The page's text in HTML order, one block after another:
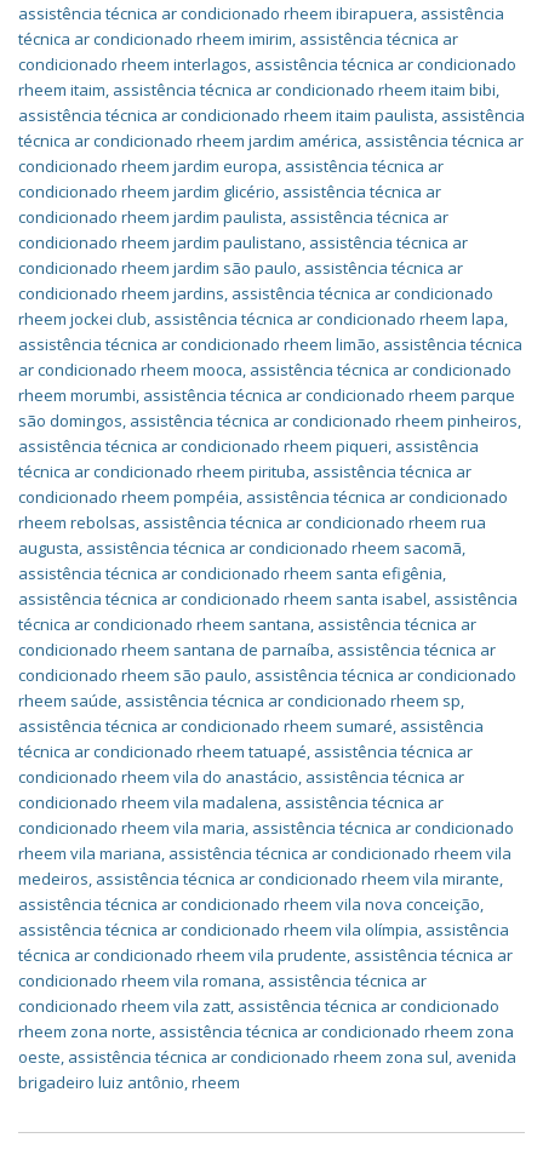
assistência técnica ar condicionado rheem ibirapuera, assistência
técnica ar condicionado rheem imirim, assistência técnica ar
condicionado rheem interlagos, assistência técnica ar condicionado
rheem itaim, assistência técnica ar condicionado rheem itaim bibi,
assistência técnica ar condicionado rheem itaim paulista, assistência
técnica ar condicionado rheem jardim américa, assistência técnica ar
condicionado rheem jardim europa, assistência técnica ar
condicionado rheem jardim glicério, assistência técnica ar
condicionado rheem jardim paulista, assistência técnica ar
condicionado rheem jardim paulistano, assistência técnica ar
condicionado rheem jardim são paulo, assistência técnica ar
condicionado rheem jardins, assistência técnica ar condicionado
rheem jockei club, assistência técnica ar condicionado rheem lapa,
assistência técnica ar condicionado rheem limão, assistência técnica
ar condicionado rheem mooca, assistência técnica ar condicionado
rheem morumbi, assistência técnica ar condicionado rheem parque
são domingos, assistência técnica ar condicionado rheem pinheiros,
assistência técnica ar condicionado rheem piqueri, assistência
técnica ar condicionado rheem pirituba, assistência técnica ar
condicionado rheem pompéia, assistência técnica ar condicionado
rheem rebolsas, assistência técnica ar condicionado rheem rua
augusta, assistência técnica ar condicionado rheem sacomã,
assistência técnica ar condicionado rheem santa efigênia,
assistência técnica ar condicionado rheem santa isabel, assistência
técnica ar condicionado rheem santana, assistência técnica ar
condicionado rheem santana de parnaíba, assistência técnica ar
condicionado rheem são paulo, assistência técnica ar condicionado
rheem saúde, assistência técnica ar condicionado rheem sp,
assistência técnica ar condicionado rheem sumaré, assistência
técnica ar condicionado rheem tatuapé, assistência técnica ar
condicionado rheem vila do anastácio, assistência técnica ar
condicionado rheem vila madalena, assistência técnica ar
condicionado rheem vila maria, assistência técnica ar condicionado
rheem vila mariana, assistência técnica ar condicionado rheem vila
medeiros, assistência técnica ar condicionado rheem vila mirante,
assistência técnica ar condicionado rheem vila nova conceição,
assistência técnica ar condicionado rheem vila olímpia, assistência
técnica ar condicionado rheem vila prudente, assistência técnica ar
condicionado rheem vila romana, assistência técnica ar
condicionado rheem vila zatt, assistência técnica ar condicionado
rheem zona norte, assistência técnica ar condicionado rheem zona
oeste, assistência técnica ar condicionado rheem zona sul, avenida
brigadeiro luiz antônio,rheem